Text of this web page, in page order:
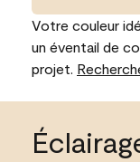
Votre couleur
un éventail de
projet.